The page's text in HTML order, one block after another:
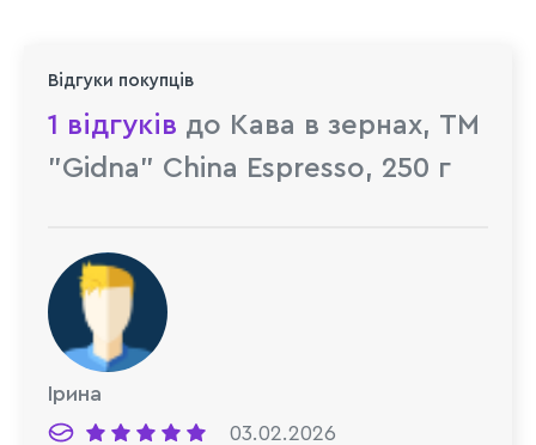
Відгуки покупців
1 відгуків до Кава в зeрнах, TM
"Gidna" China Espresso, 250 г
Ірина
03.02.2026